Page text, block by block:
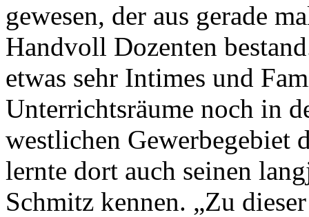
gewesen, der aus gerade
Handvoll Dozenten
etwas sehr Intimes und
Unterrichtsräume noch in
westlichen Gewerbegebiet
lernte dort auch seinen
Schmitz kennen. „Zu